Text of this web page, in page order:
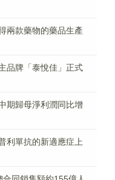
兩款藥物的藥品生產
品牌「泰悅佳」正式
期歸母淨利潤同比增
利單抗的新適應症上